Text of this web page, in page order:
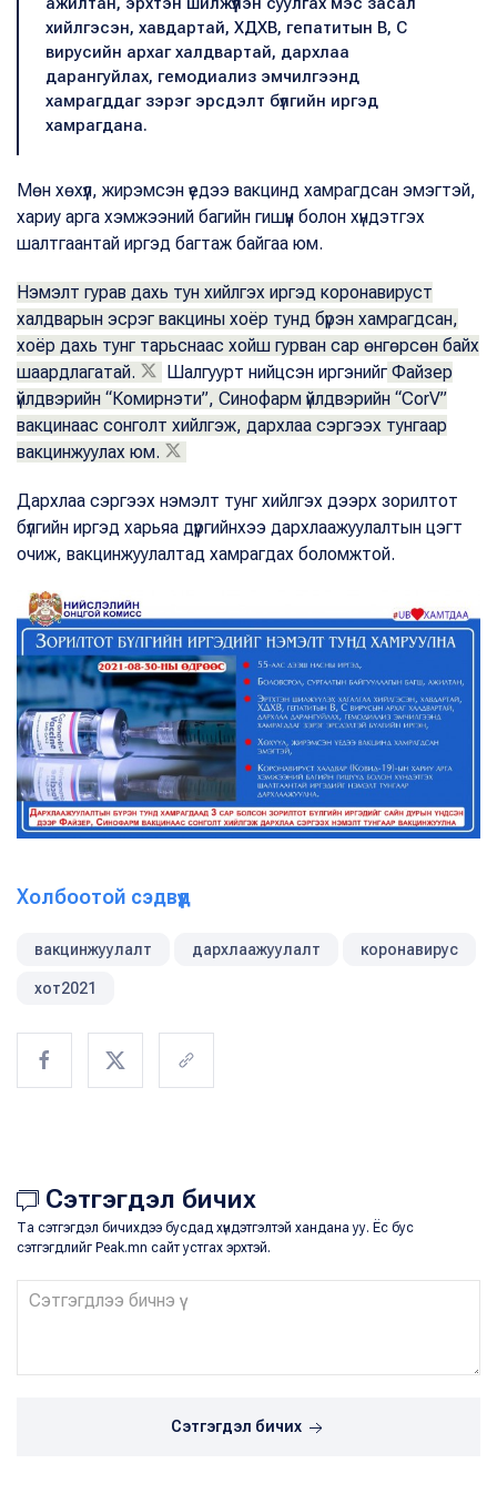
хийлгэсэн, хавдартай, ХДХВ, гепатитын В, С
вирусийн архаг халдвартай, дархлаа
дарангуйлах, гемодиализ эмчилгээнд
хамрагддаг зэрэг эрсдэлт бүлгийн иргэд
хамрагдана.
Мөн хөхүүл, жирэмсэн үедээ вакцинд хамрагдсан эмэгтэй,
хариу арга хэмжээний багийн гишүүн болон хүндэтгэх
шалтгаантай иргэд багтаж байгаа юм.
Нэмэлт гурав дахь тун хийлгэх иргэд коронавируст
халдварын эсрэг вакцины хоёр тунд бүрэн хамрагдсан,
хоёр дахь тунг тарьснаас хойш гурван сар өнгөрсөн байх
шаардлагатай.
Шалгуурт нийцсэн иргэнийг Файзер
үйлдвэрийн “Комирнэти”, Синофарм үйлдвэрийн “CorV”
вакцинаас сонголт хийлгэж, дархлаа сэргээх тунгаар
вакцинжуулах юм.
Дархлаа сэргээх нэмэлт тунг хийлгэх дээрх зорилтот
бүлгийн иргэд харьяа дүүргийнхээ дархлаажуулалтын цэгт
очиж, вакцинжуулалтад хамрагдах боломжтой.
Холбоотой сэдвүүд
вакцинжуулалт дархлаажуулалт коронавирус
хот2021
Сэтгэгдэл бичих
Та сэтгэгдэл бичихдээ бусдад хүндэтгэлтэй хандана уу. Ёс бус
сэтгэгдлийг Peak.mn сайт устгах эрхтэй.
Сэтгэгдэл бичих